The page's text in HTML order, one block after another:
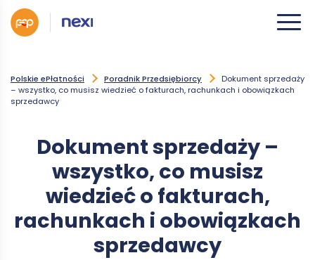
Polskie ePłatności Poradnik Przedsiębiorcy
Dokument sprzedaży
– wszystko, co musisz wiedzieć o fakturach, rachunkach i obowiązkach
sprzedawcy
Dokument sprzedaży –
wszystko, co musisz
wiedzieć o fakturach,
rachunkach i obowiązkach
sprzedawcy